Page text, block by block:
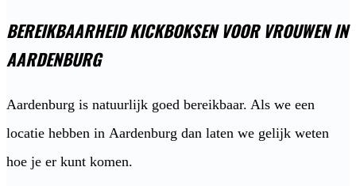
BEREIKBAARHEID KICKBOKSEN VOOR VROUWEN IN
AARDENBURG
Aardenburg is natuurlijk goed bereikbaar. Als we een
locatie hebben in Aardenburg dan laten we gelijk weten
hoe je er kunt komen.